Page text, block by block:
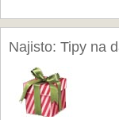
Najisto: Tipy na